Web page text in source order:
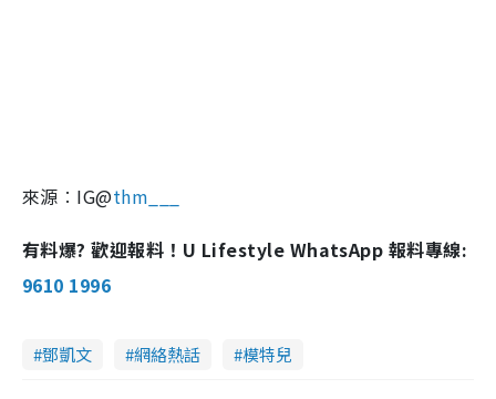
來源︰IG@thm___
有料爆? 歡迎報料！U Lifestyle WhatsApp 報料專線:
9610 1996
鄧凱文 網絡熱話 模特兒